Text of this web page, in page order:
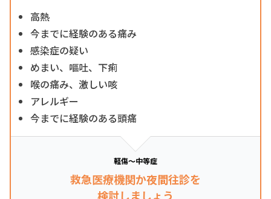
高熱
今までに経験のある痛み
感染症の疑い
めまい、嘔吐、下痢
喉の痛み、激しい咳
アレルギー
今までに経験のある頭痛
軽傷～中等症
救急医療機関か夜間往診を
検討しましょう